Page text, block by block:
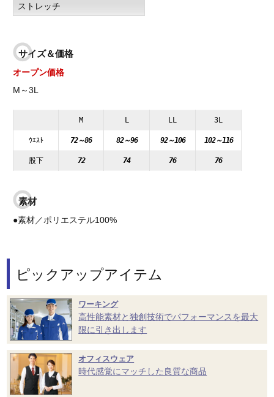
ストレッチ
サイズ＆価格
オープン価格
M～3L
M L LL 3L
ｳｴｽﾄ 72～86 82～96 92～106 102～116
股下 72 74 76 76
素材
●素材／ポリエステル100%
ピックアップアイテム
ワーキング
高性能素材と独創技術でパフォーマンスを最大
限に引き出します
オフィスウェア
時代感覚にマッチした良質な商品